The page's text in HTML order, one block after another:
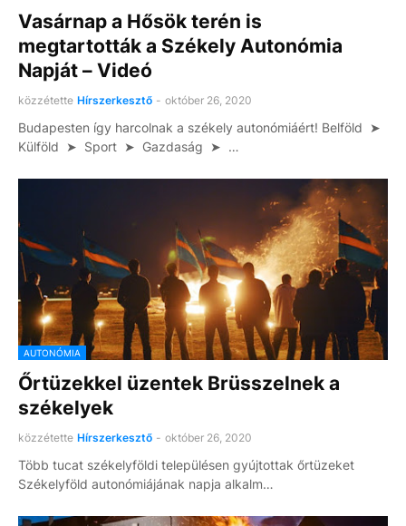
Vasárnap a Hősök terén is
megtartották a Székely Autonómia
Napját – Videó
közzétette Hírszerkesztő - október 26, 2020
Budapesten így harcolnak a székely autonómiáért! Belföld ➤
Külföld ➤ Sport ➤ Gazdaság ➤ …
AUTONÓMIA
Őrtüzekkel üzentek Brüsszelnek a
székelyek
közzétette Hírszerkesztő - október 26, 2020
Több tucat székelyföldi településen gyújtottak őrtüzeket
Székelyföld autonómiájának napja alkalm…